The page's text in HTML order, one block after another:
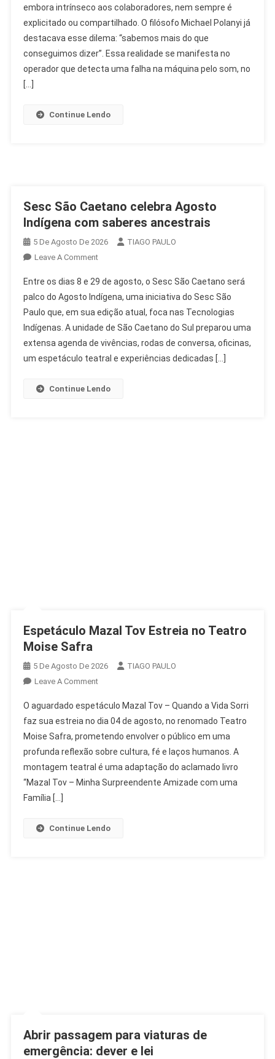
O
Saber
Que
Transforma
O
embora intrínseco aos colaboradores, nem sempre é
explicitado ou compartilhado. O filósofo Michael Polanyi já
destacava esse dilema: “sabemos mais do que
conseguimos dizer”. Essa realidade se manifesta no
operador que detecta uma falha na máquina pelo som, no
[…]
Continue Lendo
Sesc São Caetano celebra Agosto
Indígena com saberes ancestrais
5 De Agosto De 2026
TIAGO PAULO
Leave A CommentOn
São
Caetano
Celebra
Agosto
Indígena
Com
Ancestrais
Entre os dias 8 e 29 de agosto, o Sesc São Caetano será
palco do Agosto Indígena, uma iniciativa do Sesc São
Paulo que, em sua edição atual, foca nas Tecnologias
Indígenas. A unidade de São Caetano do Sul preparou uma
extensa agenda de vivências, rodas de conversa, oficinas,
um espetáculo teatral e experiências dedicadas […]
Continue Lendo
Espetáculo Mazal Tov Estreia no Teatro
Moise Safra
5 De Agosto De 2026
TIAGO PAULO
Leave A CommentOn
Mazal
Tov
Estreia
No
Teatro
Moise
O aguardado espetáculo Mazal Tov – Quando a Vida Sorri
faz sua estreia no dia 04 de agosto, no renomado Teatro
Moise Safra, prometendo envolver o público em uma
profunda reflexão sobre cultura, fé e laços humanos. A
montagem teatral é uma adaptação do aclamado livro
“Mazal Tov – Minha Surpreendente Amizade com uma
Família […]
Continue Lendo
Abrir passagem para viaturas de
emergência: dever e lei